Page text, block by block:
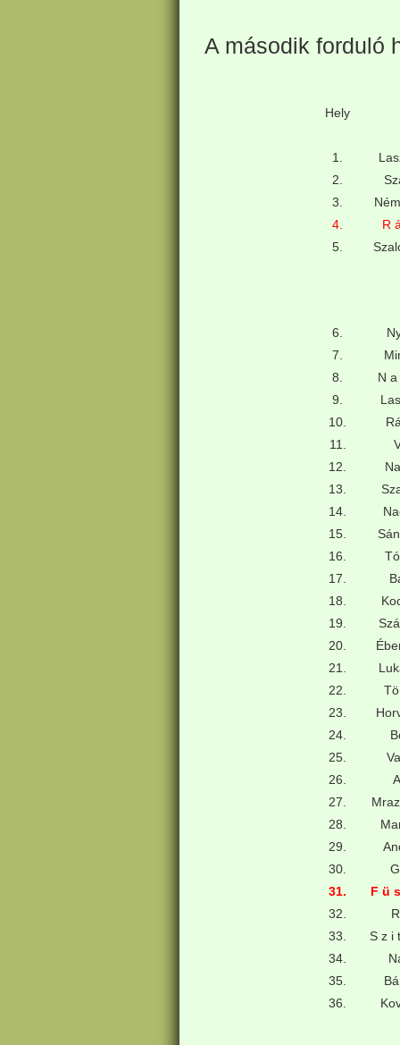
A második forduló
Hely
1.
2.
3.
4.
R
5.
6.
7.
8.
N
9.
10.
11.
12.
13.
14.
15.
16.
17.
18.
19.
20.
21.
22.
23.
24.
25.
26.
27.
28.
29.
30.
31.
F ü
32.
33.
S z i
34.
35.
36.